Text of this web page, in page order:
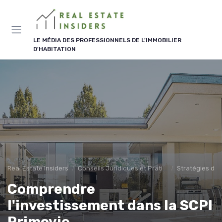
LE MÉDIA DES PROFESSIONNELS DE L'IMMOBILIER
D'HABITATION
Real Estate Insiders Conseils Juridiques et Pratiques Stratégies
Comprendre
l'investissement dans la SCPI